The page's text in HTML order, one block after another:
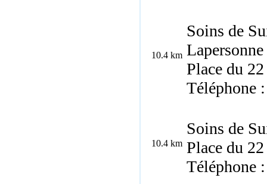
10.4 km
Soins de
Lapersonne
Place du
Téléphone
10.4 km
Soins de
Place du
Téléphone